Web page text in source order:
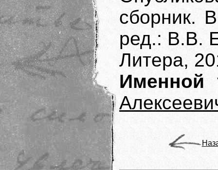
сборник.
ред.: В.В.
Литера,
Именной